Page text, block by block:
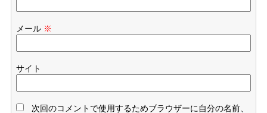
メール ※
サイト
次回のコメントで使用するためブラウザーに自分の名前、